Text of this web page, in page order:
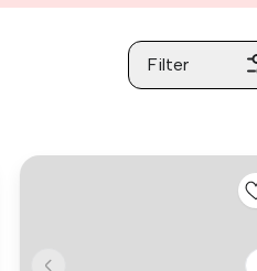
Filter